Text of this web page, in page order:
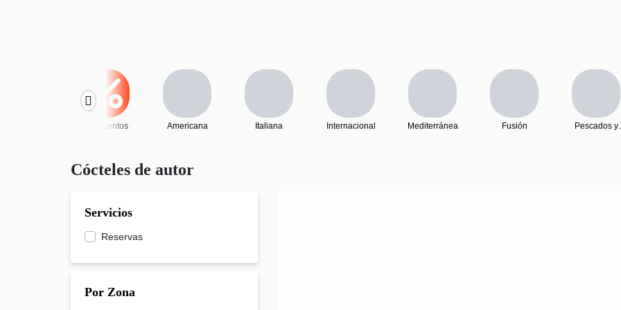
Descuentos Americana Italiana Internacional Mediterránea Fusión
Pescados y
Cócteles de autor
Servicios
Reservas
Por Zona